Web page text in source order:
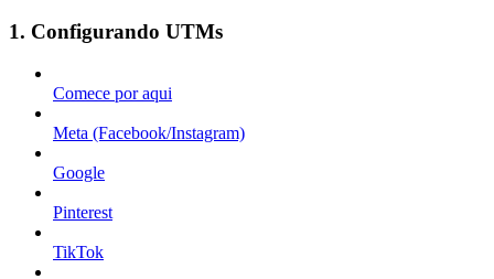
1. Configurando UTMs
Comece por aqui
Meta (Facebook/Instagram)
Google
Pinterest
TikTok